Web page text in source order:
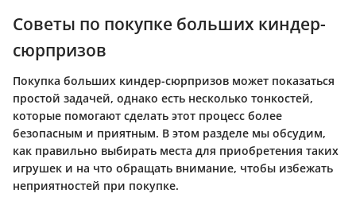
Советы по покупке больших киндер-
сюрпризов
Покупка больших киндер-сюрпризов может показаться
простой задачей, однако есть несколько тонкостей,
которые помогают сделать этот процесс более
безопасным и приятным. В этом разделе мы обсудим,
как правильно выбирать места для приобретения таких
игрушек и на что обращать внимание, чтобы избежать
неприятностей при покупке.